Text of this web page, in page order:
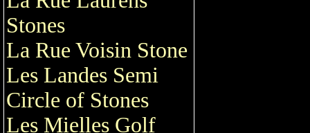
Stones
La Rue Voisin Stone
Les Landes Semi
Circle of Stones
Les Mielles Golf